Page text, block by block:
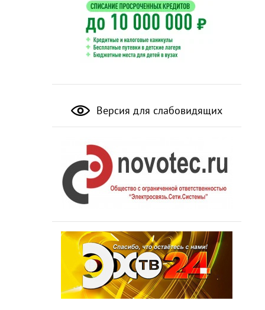
Версия для слабовидящих